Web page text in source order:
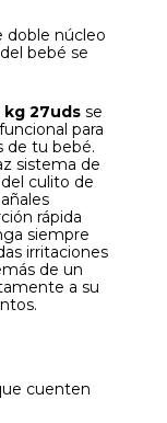
doble núcleo
bebé se
kg 27uds se
para
de tu bebé.
sistema de
culito de
rápida
siempre
irritaciones
de un
a su
cuenten